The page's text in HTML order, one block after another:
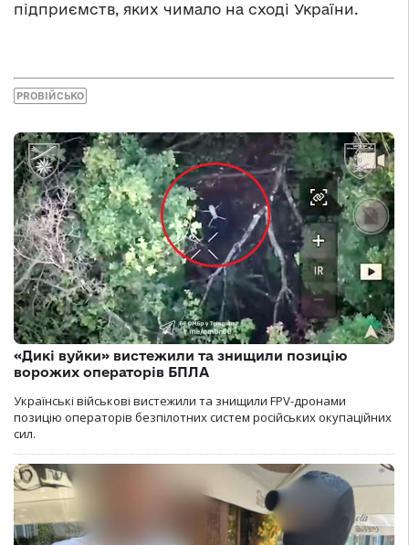
підприємств, яких чимало на сході України.
PROВІЙСЬКО
«Дикі вуйки» вистежили та знищили позицію
ворожих операторів БПЛА
Українські військові вистежили та знищили FPV-дронами
позицію операторів безпілотних систем російських окупаційних
сил.